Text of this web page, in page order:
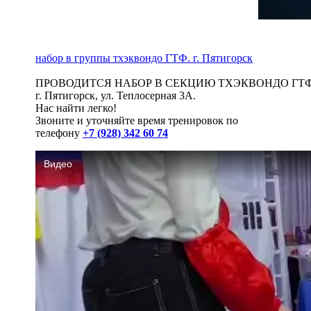
набор в группы тхэквондо ГТФ. г. Пятигорск
ПРОВОДИТСЯ НАБОР В СЕКЦИЮ ТХЭКВОНДО
г. Пятигорск, ул. Теплосерная 3А.
Нас найти легко!
Звоните и уточняйте время тренировок по
телефону +7 (928) 342 60 74